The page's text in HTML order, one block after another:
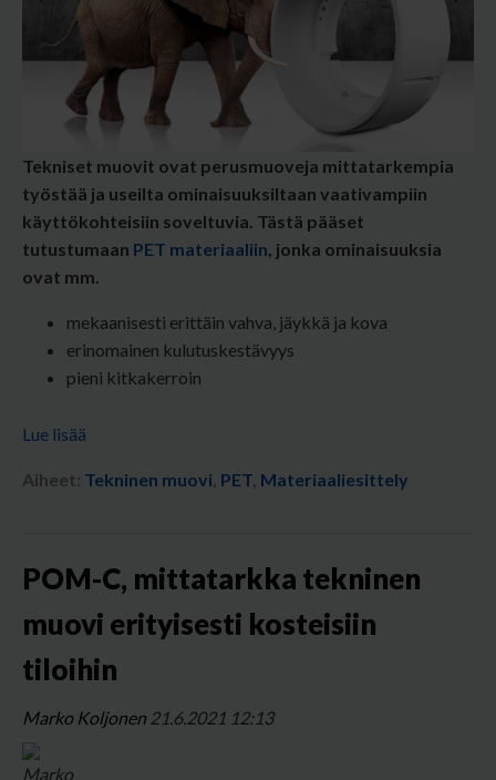
Tekniset muovit ovat perusmuoveja mittatarkempia
työstää ja useilta ominaisuuksiltaan vaativampiin
käyttökohteisiin soveltuvia. Tästä pääset
tutustumaan PET materiaaliin, jonka ominaisuuksia
ovat mm.
mekaanisesti erittäin vahva, jäykkä ja kova
erinomainen kulutuskestävyys
pieni kitkakerroin
Lue lisää
Aiheet: Tekninen muovi, PET, Materiaaliesittely
POM-C, mittatarkka tekninen
muovi erityisesti kosteisiin
tiloihin
Marko Koljonen 21.6.2021 12:13